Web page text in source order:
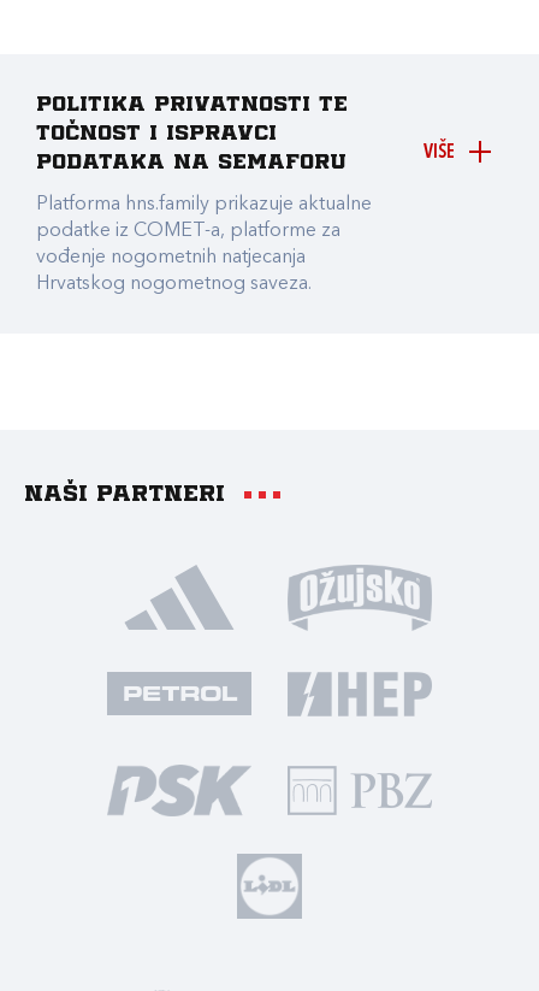
VIŠE
Politika privatnosti te
točnost i ispravci
podataka na Semaforu
Platforma hns.family prikazuje aktualne
podatke iz COMET-a, platforme za
vođenje nogometnih natjecanja
Hrvatskog nogometnog saveza.
Naši partneri